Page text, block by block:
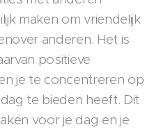
maken om vriendelijk
anderen. Het is
positieve
je te concentreren op
te bieden heeft. Dit
voor je dag en je